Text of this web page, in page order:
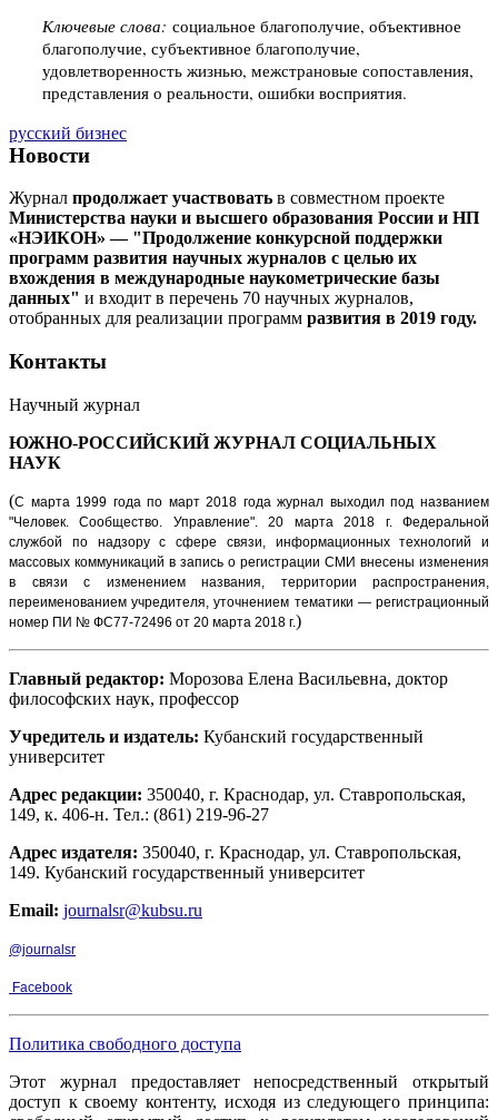
Ключевые слова: социальное благополучие, объективное
благополучие, субъективное благополучие,
удовлетворенность жизнью, межстрановые сопоставления,
представления о реальности, ошибки восприятия.
русский бизнес
Новости
Журнал продолжает участвовать в совместном проекте
Министерства науки и высшего образования России и НП
«НЭИКОН» — "Продолжение конкурсной поддержки
программ развития научных журналов с целью их
вхождения в международные наукометрические базы
данных" и входит в перечень 70 научных журналов,
отобранных для реализации программ развития в 2019 году.
Контакты
Научный журнал
ЮЖНО-РОССИЙСКИЙ ЖУРНАЛ СОЦИАЛЬНЫХ
НАУК
(С марта 1999 года по март 2018 года журнал выходил под названием
"Человек. Сообщество. Управление".20 марта 2018 г. Федеральной
службой по надзору с сфере связи, информационных технологий и
массовых коммуникаций в запись о регистрации СМИ внесены изменения
в связи с изменением названия, территории распространения,
переименованием учредителя, уточнением тематики — регистрационный
номер ПИ № ФС77-72496 от 20 марта 2018 г.)
Главный редактор: Морозова Елена Васильевна, доктор
философских наук, профессор
Учредитель и издатель: Кубанский государственный
университет
Адрес редакции: 350040, г. Краснодар, ул. Ставропольская,
149, к. 406-н. Тел.: (861) 219-96-27
Адрес издателя: 350040, г. Краснодар, ул. Ставропольская,
149. Кубанский государственный университет
Email: journalsr@kubsu.ru
@journalsr
Facebook
Политика свободного доступа
Этот журнал предоставляет непосредственный открытый
доступ к своему контенту, исходя из следующего принципа: